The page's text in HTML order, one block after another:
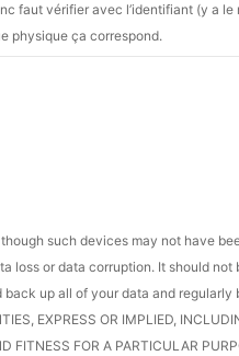
faut vérifier avec l’identifiant (y a le
physique ça correspond.
such devices may not have
loss or data corruption. It should not
up all of your data and regularly
EXPRESS OR IMPLIED,
FITNESS FOR A PARTICULAR